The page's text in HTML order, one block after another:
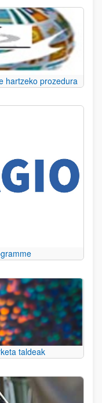
hartzeko prozedura
taldeak